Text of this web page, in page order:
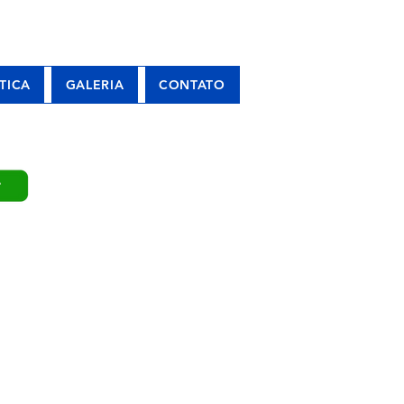
GALERIA CONTATO